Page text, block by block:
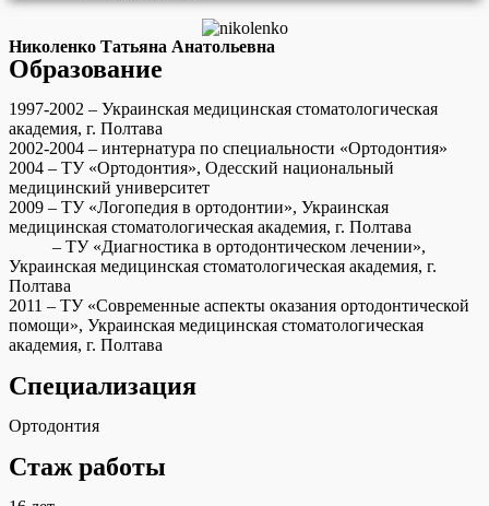
Николенко Татьяна Анатольевна
Образование
1997-2002 – Украинская медицинская стоматологическая
академия, г. Полтава
2002-2004 – интернатура по специальности «Ортодонтия»
2004 – ТУ «Ортодонтия», Одесский национальный
медицинский университет
2009 – ТУ «Логопедия в ортодонтии», Украинская
медицинская стоматологическая академия, г. Полтава
– ТУ «Диагностика в ортодонтическом лечении»,
Украинская медицинская стоматологическая академия, г.
Полтава
2011 – ТУ «Современные аспекты оказания ортодонтической
помощи», Украинская медицинская стоматологическая
академия, г. Полтава
Специализация
Ортодонтия
Стаж работы